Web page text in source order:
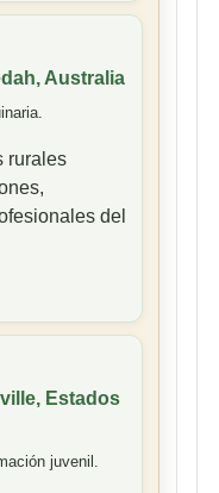
Australia
rurales
del
Estados
juvenil.